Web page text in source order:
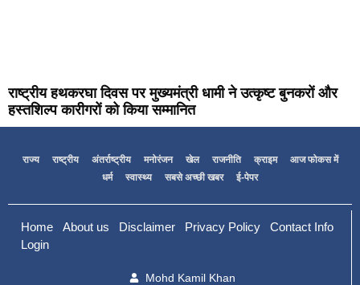
राष्ट्रीय हथकरघा दिवस पर मुख्यमंत्री धामी ने उत्कृष्ट बुनकरों और
हस्तशिल्प कारीगरों को किया सम्मानित
राज्य राष्ट्रीय अंतर्राष्ट्रीय मनोरंजन खेल राजनीति क्राइम
आज फोकस में
धर्म
स्वास्थ्य सबसे अच्छी खबर ई-पेपर
Home About us Disclaimer Privacy Policy
Contact Info
Login
Mohd Kamil Khan